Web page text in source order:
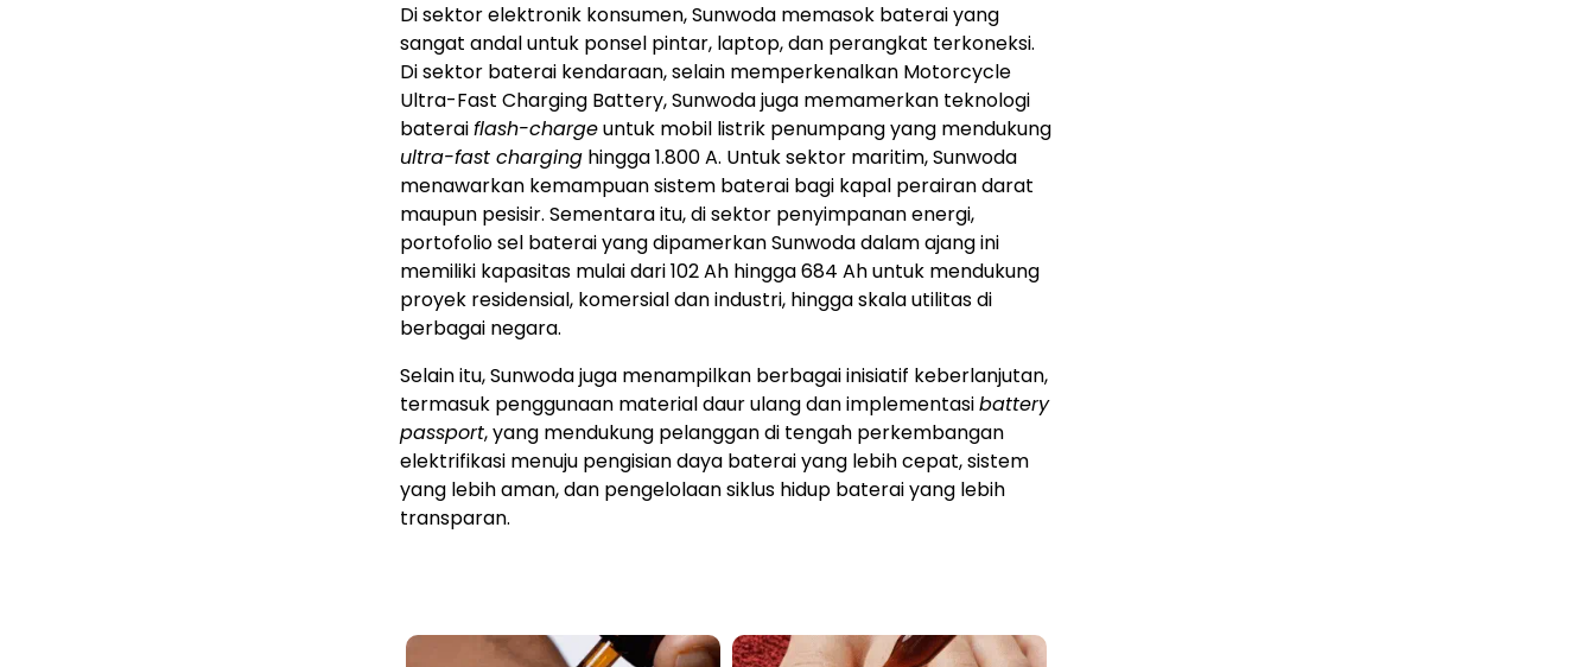
Di sektor elektronik konsumen, Sunwoda memasok baterai yang
sangat andal untuk ponsel pintar, laptop, dan perangkat terkoneksi.
Di sektor baterai kendaraan, selain memperkenalkan Motorcycle
Ultra-Fast Charging Battery, Sunwoda juga memamerkan teknologi
bateraiflash-chargeuntuk mobil listrik penumpang yang mendukung
ultra-fast charging hingga 1.800 A. Untuk sektor maritim, Sunwoda
menawarkan kemampuan sistem baterai bagi kapal perairan darat
maupun pesisir. Sementara itu, di sektor penyimpanan energi,
portofolio sel baterai yang dipamerkan Sunwoda dalam ajang ini
memiliki kapasitas mulai dari 102 Ah hingga 684 Ah untuk mendukung
proyek residensial, komersial dan industri, hingga skala utilitas di
berbagai negara.
Selain itu, Sunwoda juga menampilkan berbagai inisiatif keberlanjutan,
termasuk penggunaan material daur ulang dan implementasibattery
passport, yang mendukung pelanggan di tengah perkembangan
elektrifikasi menuju pengisian daya baterai yang lebih cepat, sistem
yang lebih aman, dan pengelolaan siklus hidup baterai yang lebih
transparan.